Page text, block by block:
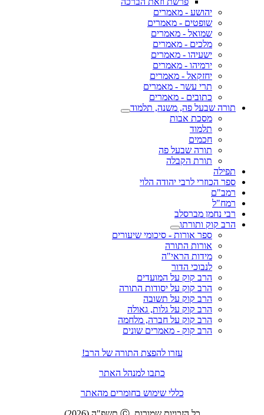
יהושע - מאמרים
שופטים - מאמרים
שמואל - מאמרים
מלכים - מאמרים
ישעיהו - מאמרים
ירמיהו - מאמרים
יחזקאל - מאמרים
תרי עשר - מאמרים
כתובים - מאמרים
תורה שבעל פה, משנה, תלמוד
מסכת אבות
תלמוד
חכמים
תורה שבעל פה
תורת הקבלה
תפילה
ספר הכוזרי לרבי יהודה הלוי
רמב"ם
רמח"ל
רבי נחמן מברסלב
הרב קוק ותורתו
ספר אורות - סיכומי שיעורים
אורות התורה
מידות הראי"ה
לנבוכי הדור
הרב קוק על המועדים
הרב קוק על יסודות התורה
הרב קוק על תשובה
הרב קוק על גלות, גאולה
הרב קוק על חברה, מלחמה
הרב קוק - מאמרים שונים
עזרו להפצת התורה של הרב!
כתבו למנהל האתר
כללי שימוש בחומרים מהאתר